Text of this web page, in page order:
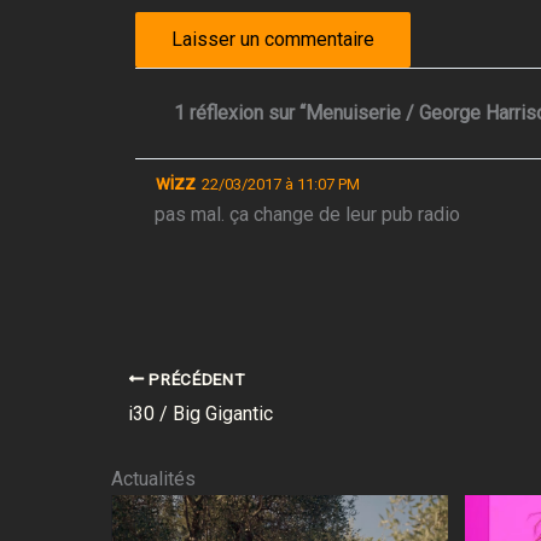
1 réflexion sur “Menuiserie / George
wizz 22/03/2017 à 11:07 PM
pas mal. ça change de leur pub radio
PRÉCÉDENT
i30 / Big Gigantic
Actualités